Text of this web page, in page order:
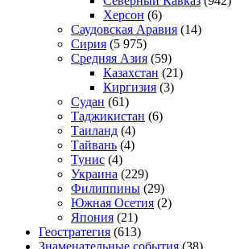
Херсон (6)
Саудовская Аравия (14)
Сирия (5 975)
Средняя Азия (59)
Казахстан (21)
Киргизия (3)
Судан (61)
Таджикистан (6)
Таиланд (4)
Тайвань (4)
Тунис (4)
Украина (229)
Филиппины (29)
Южная Осетия (2)
Япония (21)
Геостратегия (613)